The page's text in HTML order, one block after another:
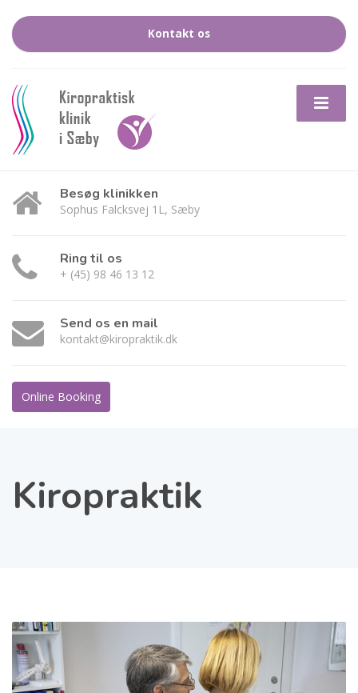
Kontakt os
Besøg klinikken
Sophus Falcksvej 1L, Sæby
Ring til os
+ (45) 98 46 13 12
Send os en mail
kontakt@kiropraktik.dk
Online Booking
Kiropraktik